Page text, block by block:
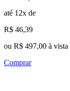
até 12x de
R$ 46,39
ou R$ 497,00 à vista
Comprar